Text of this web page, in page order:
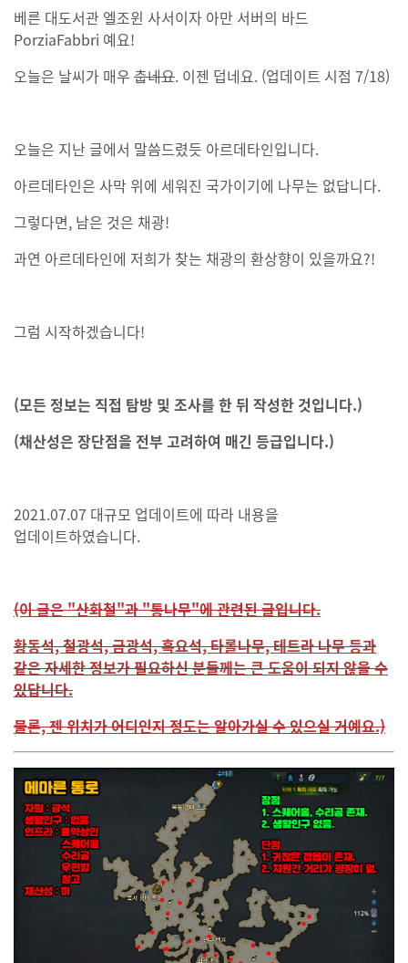
베른 대도서관 엘조윈 사서이자 아만 서버의 바드
PorziaFabbri 예요!
오늘은 날씨가 매우 춥네요. 이젠 덥네요. (업데이트 시점 7/18)
오늘은 지난 글에서 말씀드렸듯 아르데타인입니다.
아르데타인은 사막 위에 세워진 국가이기에 나무는 없답니다.
그렇다면, 남은 것은 채광!
과연 아르데타인에 저희가 찾는 채광의 환상향이 있을까요?!
그럼 시작하겠습니다!
(모든 정보는 직접 탐방 및 조사를 한 뒤 작성한 것입니다.)
(채산성은 장단점을 전부 고려하여 매긴 등급입니다.)
2021.07.07 대규모 업데이트에 따라 내용을
업데이트하였습니다.
(이 글은 "산화철"과 "통나무"에 관련된 글입니다.
황동석, 철광석, 금광석, 흑요석, 타롤나무, 테트라 나무 등과
같은 자세한 정보가 필요하신 분들께는 큰 도움이 되지 않을 수
있답니다.
물론, 젠 위치가 어디인지 정도는 알아가실 수 있으실 거예요.)